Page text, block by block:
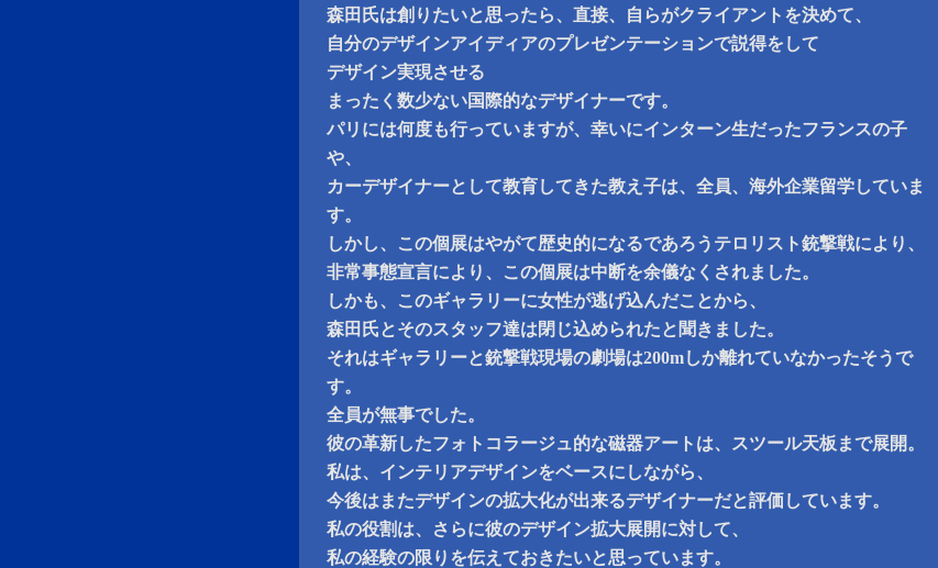
森田氏は創りたいと思ったら、直接、自らがクライアントを決めて、
自分のデザインアイディアのプレゼンテーションで説得をして
デザイン実現させる
まったく数少ない国際的なデザイナーです。
パリには何度も行っていますが、幸いにインターン生だったフランスの子
や、
カーデザイナーとして教育してきた教え子は、全員、海外企業留学していま
す。
しかし、この個展はやがて歴史的になるであろうテロリスト銃撃戦により、
非常事態宣言により、この個展は中断を余儀なくされました。
しかも、このギャラリーに女性が逃げ込んだことから、
森田氏とそのスタッフ達は閉じ込められたと聞きました。
それはギャラリーと銃撃戦現場の劇場は200mしか離れていなかったそうで
す。
全員が無事でした。
彼の革新したフォトコラージュ的な磁器アートは、スツール天板まで展開。
私は、インテリアデザインをベースにしながら、
今後はまたデザインの拡大化が出来るデザイナーだと評価しています。
私の役割は、さらに彼のデザイン拡大展開に対して、
私の経験の限りを伝えておきたいと思っています。